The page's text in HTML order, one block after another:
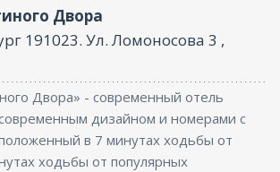
Двора
191023. Ул. Ломоносова 3 ,
Двора» - современный отель
современным дизайном и номерами с
в 7 минутах ходьбы от
ходьбы от популярных